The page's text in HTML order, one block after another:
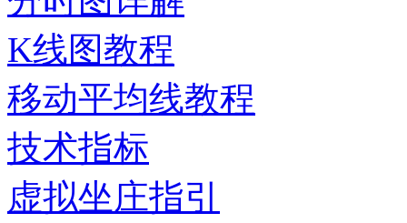
K线图教程
移动平均线教程
技术指标
虚拟坐庄指引